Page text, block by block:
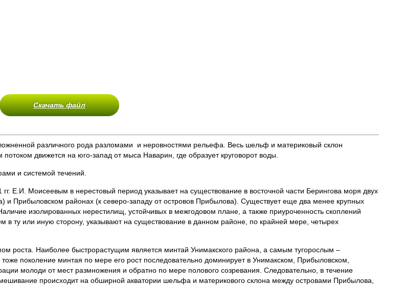
Скачать файл
различного рода разломами и неровностями рельефа. Весь шельф и материковый склон
движется на юго-запад от мыса Наварин, где образует круговорот воды.
и системой течений.
Е.И. Моисеевым в нерестовый период указывает на существование в восточной части Берингова моря двух
Прибыловском районах (к северо-западу от островов Прибылова). Существует еще два менее крупных
изолированных нерестилищ, устойчивых в межгодовом плане, а также приуроченность скоплений
ту или иную сторону, указывают на существование в данном районе, по крайней мере, четырех
роста. Наиболее быстрорастущим является минтай Унимакского района, а самым тугорослым –
поколение минтая по мере его рост последовательно доминирует в Унимакском, Прибыловском,
молоди от мест размножения и обратно по мере полового созревания. Следовательно, в течение
происходит на обширной акватории шельфа и материкового склона между островами Прибылова,